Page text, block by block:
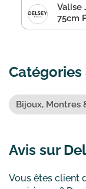
Valise
75cm
lieu
Catégories
Bijoux, Montres
Avis sur
Vous êtes client